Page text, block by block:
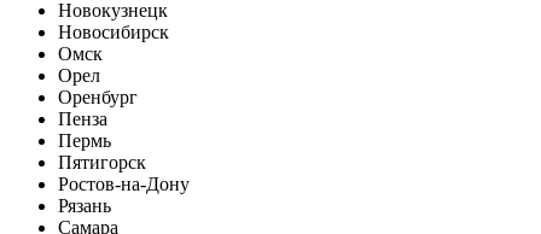
Новокузнецк
Новосибирск
Омск
Орел
Оренбург
Пенза
Пермь
Пятигорск
Ростов-на-Дону
Рязань
Самара